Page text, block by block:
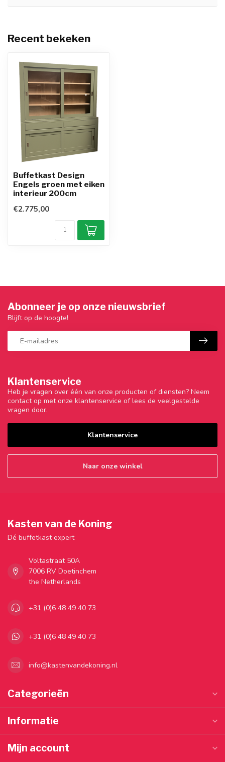
Recent bekeken
Buffetkast Design
Engels groen met eiken
interieur 200cm
€2.775,00
Klantenservice
Heb je vragen over één van onze producten of diensten? Neem
contact op met onze klantenservice of lees de veelgestelde
vragen door.
Klantenservice
Naar onze winkel
Abonneer je op onze nieuwsbrief
Blijft op de hoogte!
Kasten van de Koning
Dé buffetkast expert
Voltastraat 50A
7006 RV Doetinchem
the Netherlands
+31 (0)6 48 49 40 73
+31 (0)6 48 49 40 73
info@kastenvandekoning.nl
Categorieën
Informatie
Mijn account